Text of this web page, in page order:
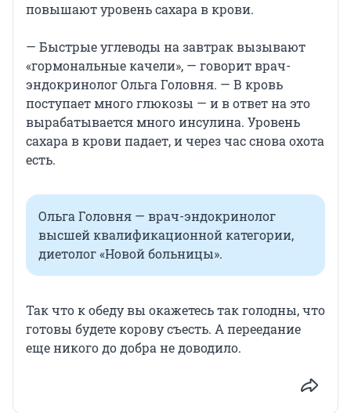
повышают уровень сахара в крови.
— Быстрые углеводы на завтрак вызывают
«гормональные качели», — говорит врач-
эндокринолог Ольга Головня. — В кровь
поступает много глюкозы — и в ответ на это
вырабатывается много инсулина. Уровень
сахара в крови падает, и через час снова охота
есть.
Ольга Головня — врач-эндокринолог
высшей квалификационной категории,
диетолог «Новой больницы».
Так что к обеду вы окажетесь так голодны, что
готовы будете корову съесть. А переедание
еще никого до добра не доводило.